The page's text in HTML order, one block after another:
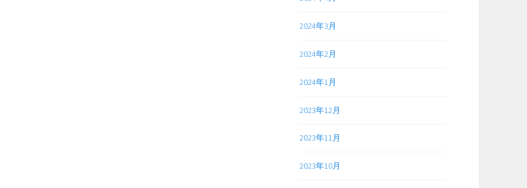
2024年3月
2024年2月
2024年1月
2023年12月
2023年11月
2023年10月